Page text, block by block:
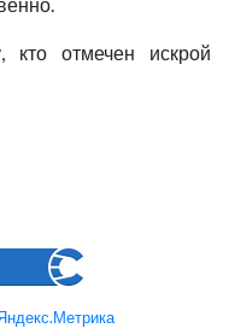
отмечен искрой